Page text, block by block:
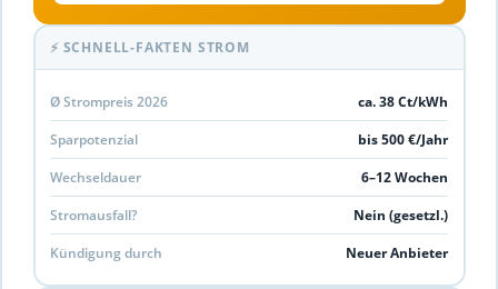
⚡ SCHNELL-FAKTEN STROM
Ø Strompreis 2026
ca. 38 Ct/kWh
Sparpotenzial
bis 500 €/Jahr
Wechseldauer
6–12 Wochen
Stromausfall?
Nein (gesetzl.)
Kündigung durch
Neuer Anbieter